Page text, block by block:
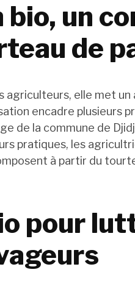
un
de
agriculteurs, elle met
encadre plusieurs
de la commune de
pratiques, les
à partir du
pour